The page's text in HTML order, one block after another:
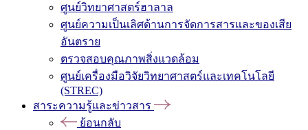
ศูนย์วิทยาศาสตร์ฮาลาล
ศูนย์ความเป็นเลิศด้านการจัดการสารและของเสีย
อันตราย
ตรวจสอบคุณภาพสิ่งแวดล้อม
ศูนย์เครื่องมือวิจัยวิทยาศาสตร์และเทคโนโลยี
(STREC)
สาระความรู้และข่าวสาร
ย้อนกลับ